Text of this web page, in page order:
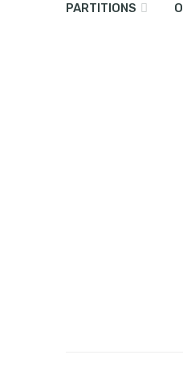
PARTITIONS